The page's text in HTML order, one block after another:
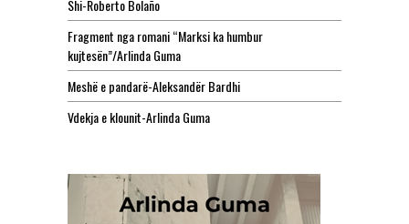
Shi-Roberto Bolaño
Fragment nga romani “Marksi ka humbur
kujtesën”/Arlinda Guma
Meshë e pandarë-Aleksandër Bardhi
Vdekja e klounit-Arlinda Guma